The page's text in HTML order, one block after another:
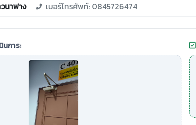
นาฟาง เบอร์โทรศัพท์: 0845726474
นการ: